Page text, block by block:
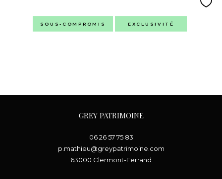
SOUS-COMPROMIS EXCLUSIVITÉ
GREY PATRIMOINE
06 26 57 75 83
p.mathieu@greypatrimoine.com
63000
Clermont-Ferrand